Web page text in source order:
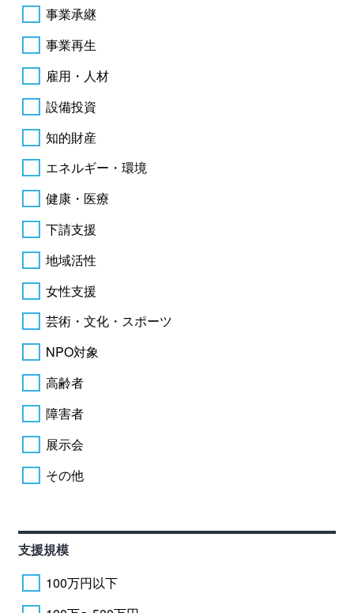
事業承継
事業再生
雇用・人材
設備投資
知的財産
エネルギー・環境
健康・医療
下請支援
地域活性
女性支援
芸術・文化・スポーツ
NPO対象
高齢者
障害者
展示会
その他
支援規模
100万円以下